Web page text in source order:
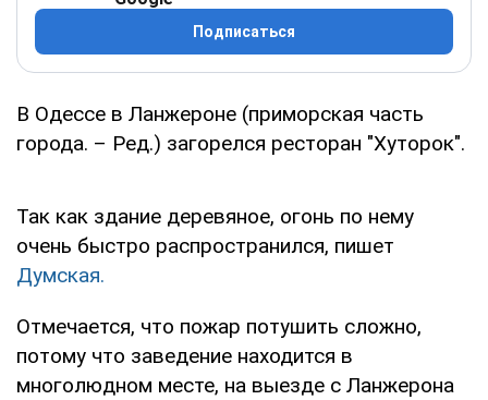
Подписаться
В Одессе в Ланжероне (приморская часть
города. – Ред.) загорелся ресторан "Хуторок".
Так как здание деревяное, огонь по нему
очень быстро распространился, пишет
Думская.
Отмечается, что пожар потушить сложно,
потому что заведение находится в
многолюдном месте, на выезде с Ланжерона